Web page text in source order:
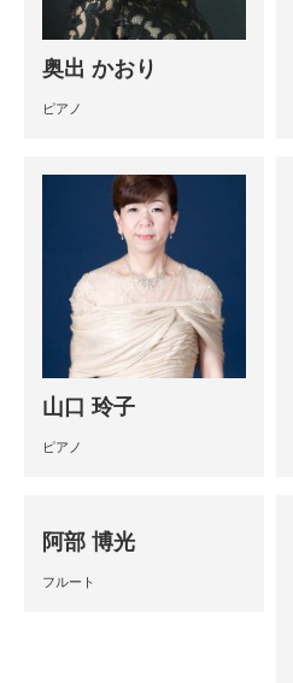
奥出 かおり
ピアノ
山口 玲子
ピアノ
阿部 博光
フルート